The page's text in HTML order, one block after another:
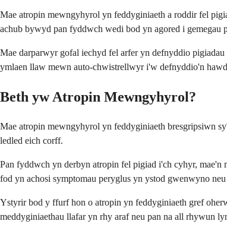
Mae atropin mewngyhyrol yn feddyginiaeth a roddir fel
achub bywyd pan fyddwch wedi bod yn agored i
Mae darparwyr gofal iechyd fel arfer yn defnyddio
ymlaen llaw mewn auto-chwistrellwyr i'w defnyddio'n
Beth yw Atropin Mewngyhyrol?
Mae atropin mewngyhyrol yn feddyginiaeth bresgripsiwn
ledled eich corff.
Pan fyddwch yn derbyn atropin fel pigiad i'ch cyhyr,
fod yn achosi symptomau peryglus yn ystod gwenwyno
Ystyrir bod y ffurf hon o atropin yn feddyginiaeth gref
meddyginiaethau llafar yn rhy araf neu pan na all rhywun